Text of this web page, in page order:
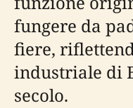
fungere da
fiere,
industriale di
secolo.